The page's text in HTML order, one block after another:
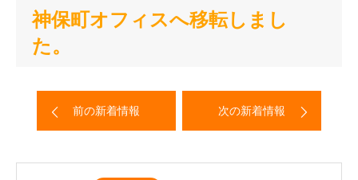
神保町オフィスへ移転しまし
た。
前の新着情報 次の新着情報